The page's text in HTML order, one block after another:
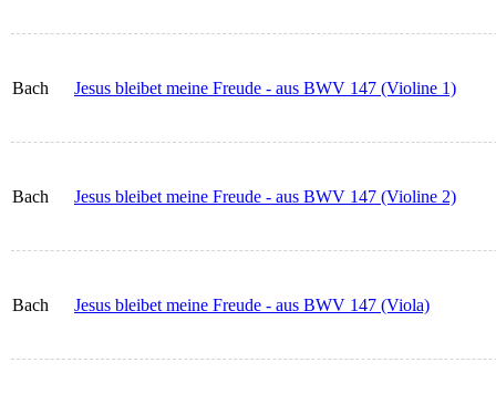
Bach Jesus bleibet meine Freude - aus BWV 147 (Violine 1)
Bach Jesus bleibet meine Freude - aus BWV 147 (Violine 2)
Bach Jesus bleibet meine Freude - aus BWV 147 (Viola)